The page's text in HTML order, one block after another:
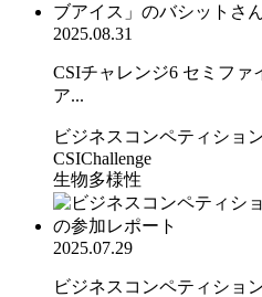
2025.08.31
CSIチャレンジ6 セミフ
ア...
ビジネスコンペティショ
CSIChallenge
生物多様性
2025.07.29
ビジネスコンペティショ